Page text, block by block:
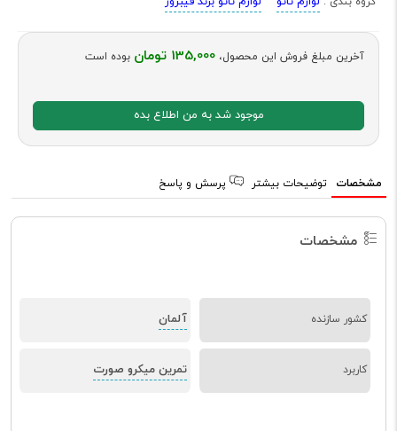
آخرین مبلغ فروش این محصول، 135,000 تومان بوده است
موجود شد به من اطلاع بده
مشخصات توضیحات بیشتر پرسش و پاسخ
مشخصات
کشور سازنده آلمان
کاربرد تمرین میکرو صورت